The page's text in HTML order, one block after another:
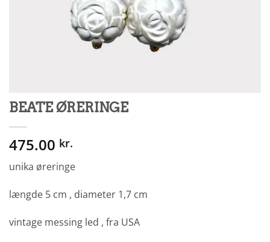
BEATE ØRERINGE
475.00 kr.
unika øreringe
længde 5 cm , diameter 1,7 cm
vintage messing led , fra USA